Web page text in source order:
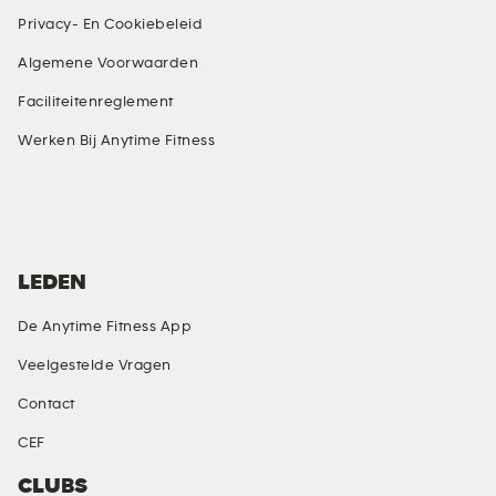
Privacy- En Cookiebeleid
Algemene Voorwaarden
Faciliteitenreglement
Werken Bij Anytime Fitness
CLUBS
LEDEN
De Anytime Fitness App
Veelgestelde Vragen
Contact
CEF